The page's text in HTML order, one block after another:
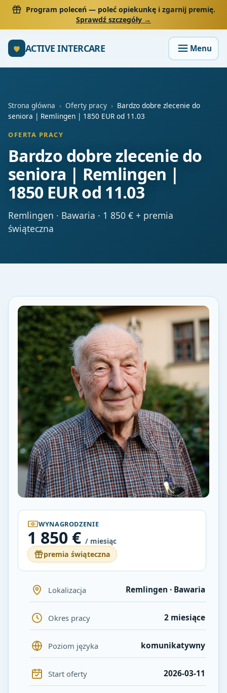
Program poleceń— poleć opiekunkę i zgarnij premię.
Sprawdź szczegóły →
ACTIVE INTERCARE
Strona główna › Oferty pracy › Bardzo dobre zlecenie do
seniora | Remlingen | 1850 EUR od 11.03
OFERTA PRACY
Bardzo dobre zlecenie do
seniora | Remlingen |
1850 EUR od 11.03
Remlingen · Bawaria · 1 850 € + premia
świąteczna
WYNAGRODZENIE
1 850 € / miesiąc
premia świąteczna
Lokalizacja Remlingen · Bawaria
Okres pracy 2 miesiące
Poziom języka komunikatywny
Start oferty 2026-03-11